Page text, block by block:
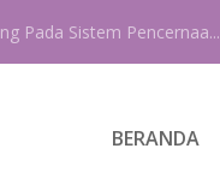
Pada Sistem Pencernaa...
BERANDA